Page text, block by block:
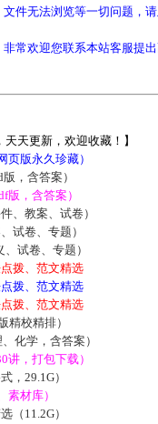
件无法浏览等一切问题，
常欢迎您联系本站客服提
天更新，欢迎收藏！】
版永久珍藏）
，含答案）
，含答案）
、教案、试卷）
试卷、专题）
试卷、专题）
拨、范文精选
拨、范文精选
拨、范文精选
精校精排）
化学，含答案）
，打包下载）
，29.1G）
材库）
（11.2G）